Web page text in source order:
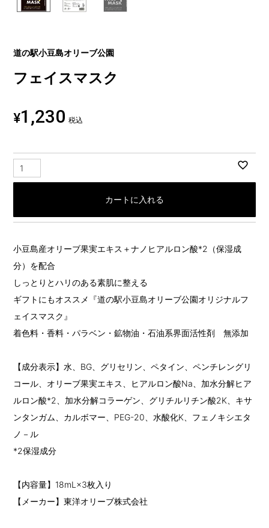
道の駅小豆島オリーブ公園
フェイスマスク
¥1,230 税込
カートに入れる
小豆島産オリーブ果実エキス＋ナノヒアルロン酸*2（保湿成
分）を配合
しっとりとハリのある素肌に整える
ギフトにもオススメ『道の駅小豆島オリーブ公園オリジナルフ
ェイスマスク』
着色料・香料・パラベン・鉱物油・石油系界面活性剤 無添加
【成分表示】水、BG、グリセリン、ペタイン、ペンチレングリ
コール、オリーブ果実エキス、ヒアルロン酸Na、加水分解ヒア
ルロン酸*2、加水分解コラーゲン、グリチルリチン酸2K、キサ
ンタンガム、カルボマー、PEG-20、水酸化K、フェノキシエタ
ノ－ル
*2保湿成分
【内容量】18mL×3枚入り
【メーカー】東洋オリーブ株式会社